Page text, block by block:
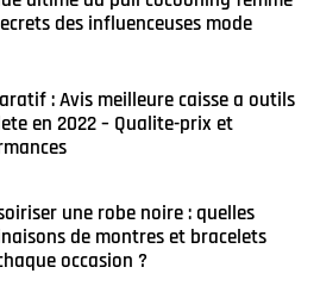
des influenceuses mode
: Avis meilleure caisse a outils
en 2022 – Qualite-prix et
une robe noire : quelles
de montres et bracelets
occasion ?